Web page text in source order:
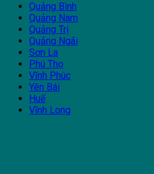
Quảng Bình
Quảng Nam
Quảng Trị
Quảng Ngãi
Sơn La
Phú Thọ
Vĩnh Phúc
Yên Bái
Huế
Vĩnh Long